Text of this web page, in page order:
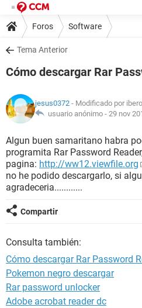
Foros Software
Tema Anterior
Cómo descargar Rar
jesus0372 - Modificado por
usuario anónimo - 29 nov
Algun buen samaritano habra
programita Rar Password
pagina: http://ww12.viewfile.org
no he podido descargarlo, si
agradeceria............
Compartir
Consulta también:
Cómo descargar Rar Password
Pokemon negro descargar
Rar password unlocker
Adobe acrobat reader dc